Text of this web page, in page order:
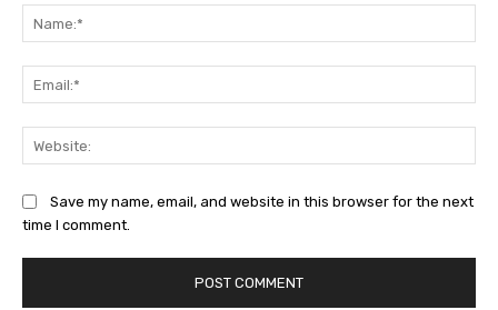
Save my name, email, and website in this browser for the next
time I comment.